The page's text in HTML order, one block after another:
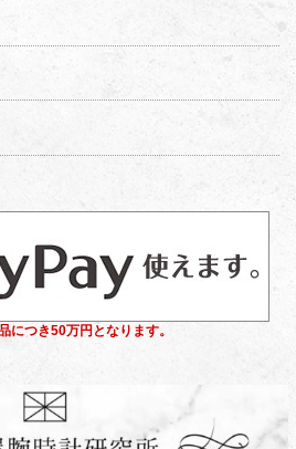
つき50万円となります。